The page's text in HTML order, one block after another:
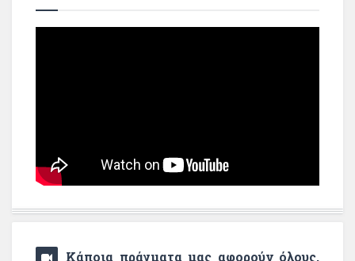
Κάποια πράγματα μας αφορούν όλους,